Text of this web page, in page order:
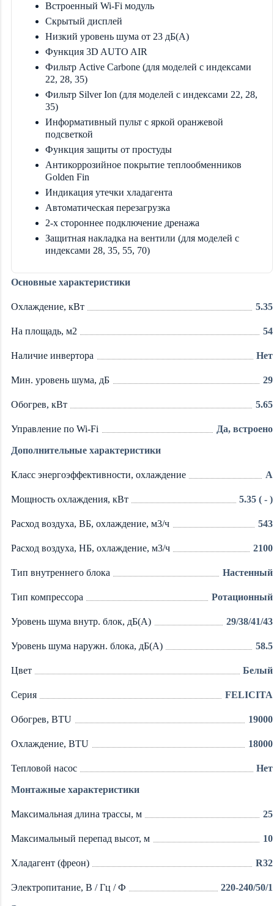
Встроенный Wi-Fi модуль
Скрытый дисплей
Низкий уровень шума от 23 дБ(А)
Функция 3D AUTO AIR
Фильтр Active Carbone (для моделей с индексами
22, 28, 35)
Фильтр Silver Ion (для моделей с индексами 22, 28,
35)
Информативный пульт с яркой оранжевой
подсветкой
Функция защиты от простуды
Антикоррозийное покрытие теплообменников
Golden Fin
Индикация утечки хладагента
Автоматическая перезагрузка
2-х стороннее подключение дренажа
Защитная накладка на вентили (для моделей с
индексами 28, 35, 55, 70)
Основные характеристики
Охлаждение, кВт 5.35
На площадь, м2 54
Наличие инвертора Нет
Мин. уровень шума, дБ 29
Обогрев, кВт 5.65
Управление по Wi-Fi Да, встроено
Дополнительные характеристики
Класс энергоэффективности, охлаждение A
Мощность охлаждения, кВт 5.35 ( - )
Расход воздуха, ВБ, охлаждение, м3/ч 543
Расход воздуха, НБ, охлаждение, м3/ч 2100
Тип внутреннего блока Настенный
Тип компрессора Ротационный
Уровень шума внутр. блок, дБ(А) 29/38/41/43
Уровень шума наружн. блока, дБ(А) 58.5
Цвет Белый
Серия FELICITA
Обогрев, BTU 19000
Охлаждение, BTU 18000
Тепловой насос Нет
Монтажные характеристики
Максимальная длина трассы, м 25
Максимальный перепад высот, м 10
Хладагент (фреон) R32
Электропитание, В / Гц / Ф 220-240/50/1